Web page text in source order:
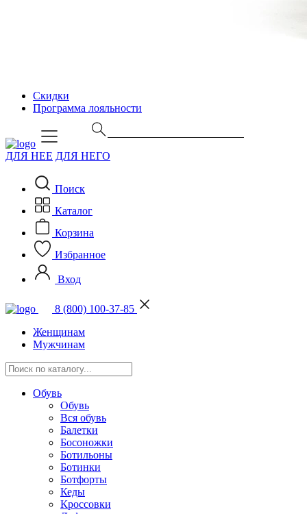
Скидки
Программа лояльности
ДЛЯ НЕЕ ДЛЯ НЕГО
Поиск
Каталог
Корзина
Избранное
Вход
8 (800) 100-37-85
Женщинам
Мужчинам
Обувь
Обувь
Вся обувь
Балетки
Босоножки
Ботильоны
Ботинки
Ботфорты
Кеды
Кроссовки